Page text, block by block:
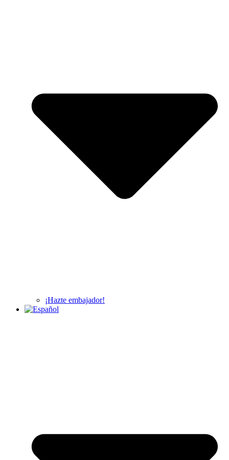
¡Hazte embajador!